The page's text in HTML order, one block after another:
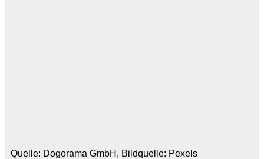
Quelle: Dogorama GmbH, Bildquelle: Pexels